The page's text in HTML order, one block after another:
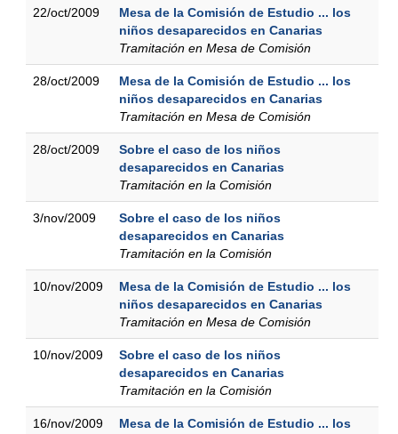
22/oct/2009
Mesa de la Comisión de Estudio ... los
niños desaparecidos en Canarias
Tramitación en Mesa de Comisión
28/oct/2009
Mesa de la Comisión de Estudio ... los
niños desaparecidos en Canarias
Tramitación en Mesa de Comisión
28/oct/2009
Sobre el caso de los niños
desaparecidos en Canarias
Tramitación en la Comisión
3/nov/2009
Sobre el caso de los niños
desaparecidos en Canarias
Tramitación en la Comisión
10/nov/2009
Mesa de la Comisión de Estudio ... los
niños desaparecidos en Canarias
Tramitación en Mesa de Comisión
10/nov/2009
Sobre el caso de los niños
desaparecidos en Canarias
Tramitación en la Comisión
16/nov/2009 Mesa de la Comisión de Estudio ... los